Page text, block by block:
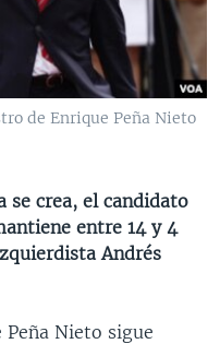
de Enrique Peña Nieto
se crea, el candidato
entre 14 y 4
Andrés
Nieto sigue